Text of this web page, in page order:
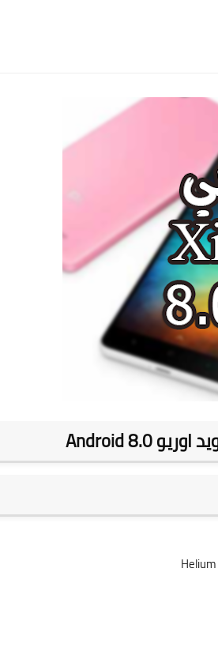
Helium